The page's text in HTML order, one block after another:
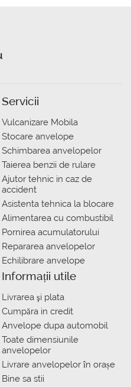
Servicii
Vulcanizare Mobila
Stocare anvelope
Schimbarea anvelopelor
Taierea benzii de rulare
Ajutor tehnic in caz de
accident
Asistenta tehnica la blocare
Alimentarea cu combustibil
Pornirea acumulatorului
Repararea anvelopelor
Echilibrare anvelope
Informații utile
Livrarea şi plata
Сumpăra in credit
Anvelope dupa automobil
Toate dimensiunile
anvelopelor
Livrare anvelopelor în orașe
Bine sa stii